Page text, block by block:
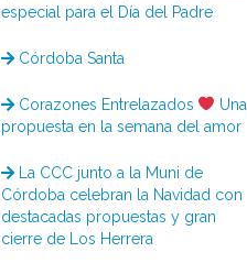
especial para el Día del Padre
Córdoba Santa
Corazones Entrelazados
Una
propuesta en la semana del amor
La CCC junto a la Muni de
Córdoba celebran la Navidad con
destacadas propuestas y gran
cierre de Los Herrera